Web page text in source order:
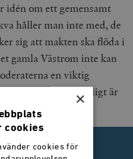
idén om ett gemensamt
håller man inte med, de
sig att makten ska flöda i
gamla Västrom inte kan
en viktig
men plötsligt är
kärnvärde.
×
cookies
cookies för